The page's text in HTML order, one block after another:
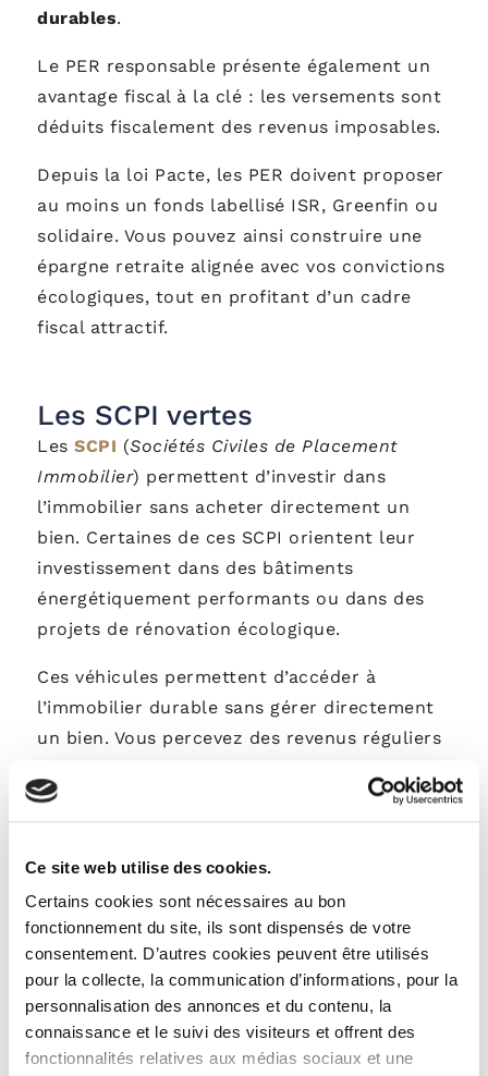
Ce site web utilise des cookies.
Certains cookies sont nécessaires au bon
fonctionnement du site, ils sont dispensés de votre
consentement. D’autres cookies peuvent être utilisés
pour la collecte, la communication d’informations, pour la
personnalisation des annonces et du contenu, la
connaissance et le suivi des visiteurs et offrent des
fonctionnalités relatives aux médias sociaux et une
durables.
Le PER responsable présente également un
avantage fiscal à la clé : les versements sont
déduits fiscalement des revenus imposables.
Depuis la loi Pacte, les PER doivent proposer
au moins un fonds labellisé ISR, Greenfin ou
solidaire. Vous pouvez ainsi construire une
épargne retraite alignée avec vos convictions
écologiques, tout en profitant d’un cadre
fiscal attractif.
Les SCPI vertes
Les SCPI (Sociétés Civiles de Placement
Immobilier) permettent d’investir dans
l’immobilier sans acheter directement un
bien. Certaines de ces SCPI orientent leur
investissement dans des bâtiments
énergétiquement performants ou dans des
projets de rénovation écologique.
Ces véhicules permettent d’accéder à
l’immobilier durable sans gérer directement
un bien. Vous percevez des revenus réguliers
rénovation et la construction de bâtiments
tangible pour les épargnants sensibles à
l’impact environnemental.
Les obligations vertes (green
bonds)
Les obligations vertes sont des titres de